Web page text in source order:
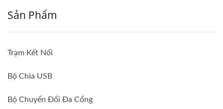
Sản Phẩm
Trạm Kết Nối
Bộ Chia USB
Bộ Chuyển Đổi Đa Cổng